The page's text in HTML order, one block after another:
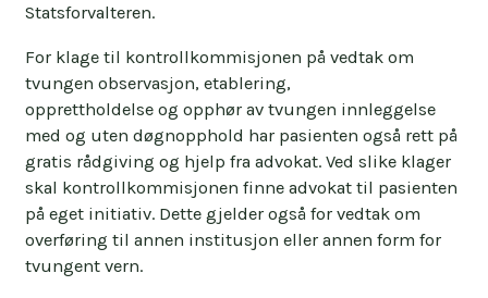
sender ikke svar på epost.
Har pasienten advokat vil henvendelser fra
Statsforvalteren i forbindelse med
klagebehandlingen bli gjort via advokaten.
Kontaktinformasjon til de ulike
Statsforvalterne.
Statsforvalteren.
For klage til kontrollkommisjonen på vedtak om
tvungen observasjon, etablering,
opprettholdelse og opphør av tvungen innleggelse
med og uten døgnopphold har pasienten også rett på
gratis rådgiving og hjelp fra advokat. Ved slike klager
skal kontrollkommisjonen finne advokat til pasienten
på eget initiativ. Dette gjelder også for vedtak om
overføring til annen institusjon eller annen form for
tvungent vern.